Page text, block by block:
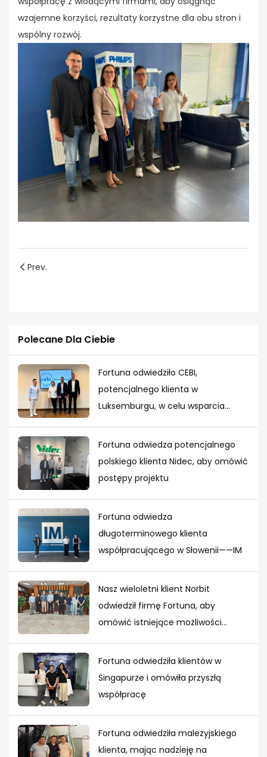
wzajemne korzyści, rezultaty korzystne dla obu stron i
wspólny rozwój.
Prev.
Polecane Dla Ciebie
Fortuna odwiedziło CEBI,
potencjalnego klienta w
Luksemburgu, w celu wsparcia
Fortuna odwiedza potencjalnego
polskiego klienta Nidec, aby omówić
postępy projektu
Fortuna odwiedza
długoterminowego klienta
współpracującego w Słowenii——IM
Nasz wieloletni klient Norbit
odwiedził firmę Fortuna, aby
omówić istniejące możliwości
Fortuna odwiedziła klientów w
Singapurze i omówiła przyszłą
współpracę
Fortuna odwiedziła malezyjskiego
klienta, mając nadzieję na